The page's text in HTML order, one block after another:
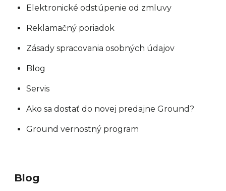
Elektronické odstúpenie od zmluvy
Reklamačný poriadok
Zásady spracovania osobných údajov
Blog
Servis
Ako sa dostať do novej predajne Ground?
Ground vernostný program
Blog